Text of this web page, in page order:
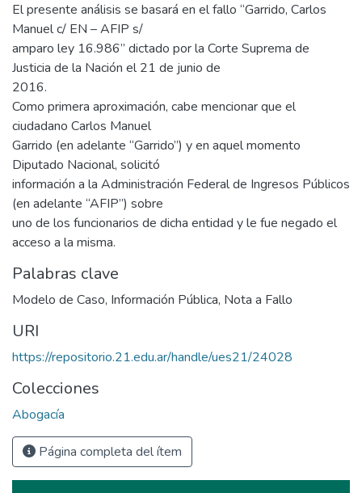
El presente análisis se basará en el fallo “Garrido, Carlos
Manuel c/ EN – AFIP s/
amparo ley 16.986” dictado por la Corte Suprema de
Justicia de la Nación el 21 de junio de
2016.
Como primera aproximación, cabe mencionar que el
ciudadano Carlos Manuel
Garrido (en adelante “Garrido”) y en aquel momento
Diputado Nacional, solicitó
información a la Administración Federal de Ingresos Públicos
(en adelante “AFIP”) sobre
uno de los funcionarios de dicha entidad y le fue negado el
acceso a la misma.
Palabras clave
Modelo de Caso, Información Pública, Nota a Fallo
URI
https://repositorio.21.edu.ar/handle/ues21/24028
Colecciones
Abogacía
Página completa del ítem